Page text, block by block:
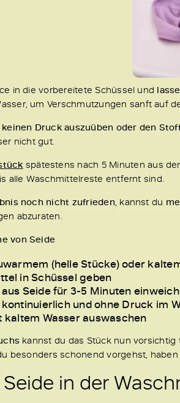
in die vorbereitete Schüssel und
um Verschmutzungen sanft auf
Druck auszuüben oder den
nicht gut.
spätestens nach 5 Minuten aus
alle Waschmittelreste entfernt sind.
noch nicht zufrieden, kannst du
abzuraten.
von Seide
(helle Stücke) oder
in Schüssel geben
Seide für 3-5 Minuten
und ohne Druck im
Wasser auswaschen
kannst du das Stück nun
besonders schonend vorgehst,
in der